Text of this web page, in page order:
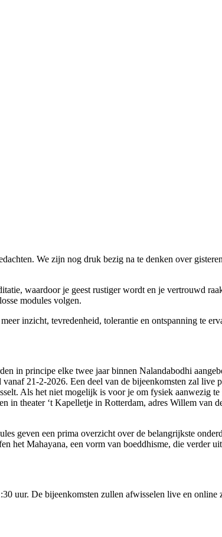
We zijn nog druk bezig na te denken over
waardoor je geest rustiger wordt en je vertrouwd
modules volgen.
inzicht, tevredenheid, tolerantie en ontspanning te
in principe elke twee jaar binnen Nalandabodhi
21-2-2026. Een deel van de bijeenkomsten zal
Als het niet mogelijk is voor je om fysiek aanwezig
in theater ‘t Kapelletje in Rotterdam, adres Willem
geven een prima overzicht over de belangrijkste
het Mahayana, een vorm van boeddhisme, die verder
uur. De bijeenkomsten zullen afwisselen live en